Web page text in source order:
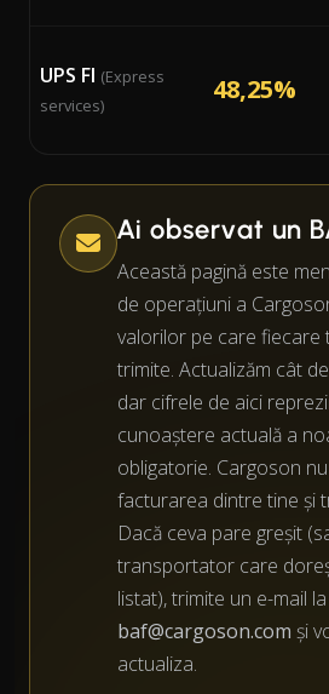
UPS FI (Express
services)
48,25%
Ai observat un
Această pagină este
de operațiuni a
valorilor pe care
trimite. Actualizăm cât
dar cifrele de aici
cunoaștere actuală a
obligatorie. Cargoson
facturarea dintre tine și
Dacă ceva pare greșit
transportator care
listat), trimite un e-mail la
baf@cargoson.com și
actualiza.